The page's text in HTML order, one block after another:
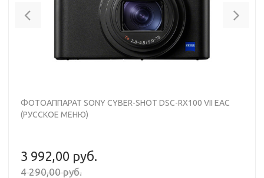
ФОТОАППАРАТ SONY CYBER-SHOT DSC-RX100 VII EAC
(РУССКОЕ МЕНЮ)
3 992,00 руб.
4 290,00 руб.